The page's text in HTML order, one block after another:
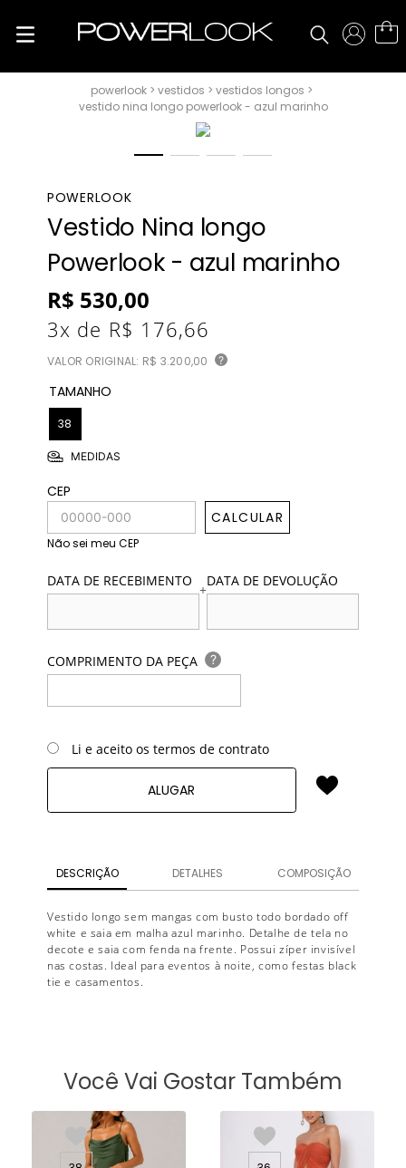
vestidos
vestidos longos
vestido nina longo powerlook - azul marinho
POWERLOOK
Vestido Nina longo
Powerlook - azul marinho
R$ 530,00
3x de R$ 176,66
VALOR ORIGINAL: R$ 3.200,00 ?
TAMANHO
38
MEDIDAS
CEP
CALCULAR
Não sei meu CEP
DATA DE RECEBIMENTO +DATA DE DEVOLUÇÃO
COMPRIMENTO DA PEÇA ?
Li e aceito os termos de contrato
ALUGAR
DESCRIÇÃO DETALHES COMPOSIÇÃO
Vestido longo sem mangas com busto todo bordado off
white e saia em malha azul marinho. Detalhe de tela no
decote e saia com fenda na frente. Possui zíper invisível
nas costas. Ideal para eventos à noite, como festas black
tie e casamentos.
Você Vai Gostar Também